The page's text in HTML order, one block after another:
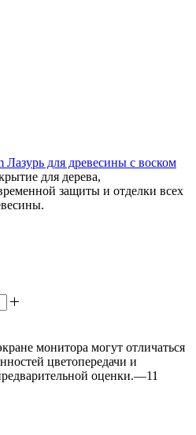
для древесины с воском
для дерева,
защиты и отделки всех
монитора могут отличаться
цветопередачи и
оценки.—11